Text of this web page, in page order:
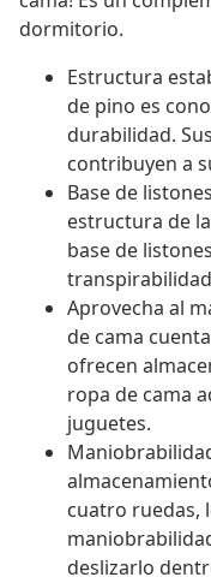
dormitorio.
Estructura
de pino es
durabilidad.
contribuyen a
Base de
estructura de
base de
Aprovecha al
de cama
ofrecen
ropa de cama
juguetes.
cuatro ruedas,
deslizarlo